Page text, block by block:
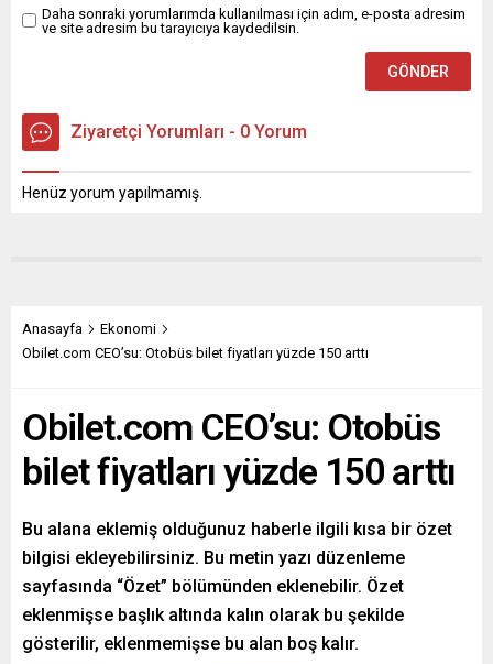
Genel Başkanı Yavuz
Ağıralioğlu, partisinin Niğde
halk buluşmasına katıldı.
Vatandaşın yaşadığı...
Daha sonraki yorumlarımda kullanılması için adım, e-posta adresim
ve site adresim bu tarayıcıya kaydedilsin.
Ziyaretçi Yorumları - 0 Yorum
Henüz yorum yapılmamış.
Anasayfa
Ekonomi
Obilet.com CEO’su: Otobüs bilet fiyatları yüzde 150 arttı
Obilet.com CEO’su: Otobüs
bilet fiyatları yüzde 150 arttı
Bu alana eklemiş olduğunuz haberle ilgili kısa bir özet
bilgisi ekleyebilirsiniz. Bu metin yazı düzenleme
sayfasında “Özet” bölümünden eklenebilir. Özet
eklenmişse başlık altında kalın olarak bu şekilde
gösterilir, eklenmemişse bu alan boş kalır.